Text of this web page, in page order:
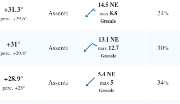
+31.3°
perc. +29.6°
Assenti
14.5 NE
max 8.8
Grecale
24%
+31°
perc. +29.8°
Assenti
13.1 NE
max 12.7
Grecale
30%
+28.9°
perc. +28°
Assenti
5.4 NE
max 5
Grecale
34%